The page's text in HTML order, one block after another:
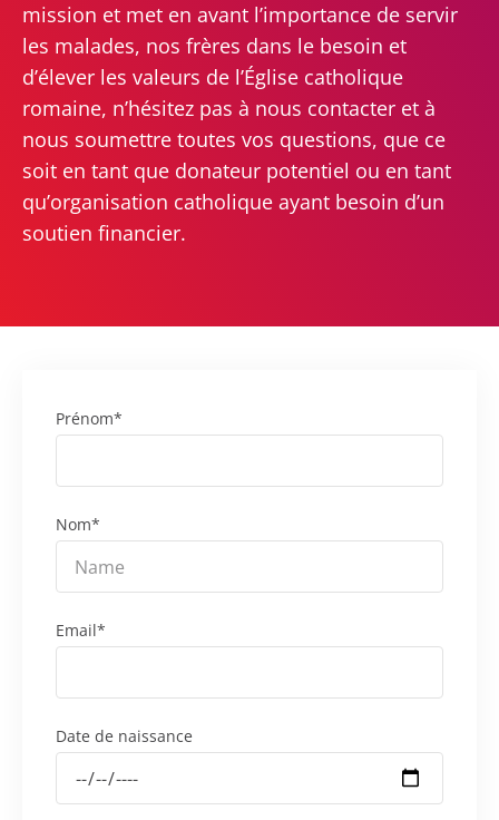
mission et met en avant l’importance de servir
les malades, nos frères dans le besoin et
d’élever les valeurs de l’Église catholique
romaine, n’hésitez pas à nous contacter et à
nous soumettre toutes vos questions, que ce
soit en tant que donateur potentiel ou en tant
qu’organisation catholique ayant besoin d’un
soutien financier.
Prénom*
Nom*
Email*
Date de naissance